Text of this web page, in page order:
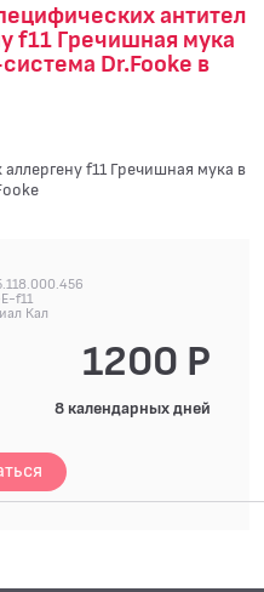
антител
f11 Гречишная мука
Dr.Fooke в
f11 Гречишная мука в
f11
Кал
1200 Р
8 календарных дней